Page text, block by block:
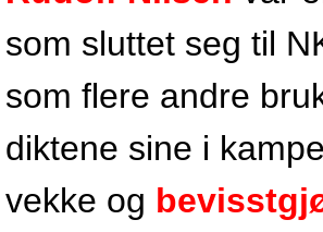
som sluttet seg til
som flere andre
diktene sine i
vekke og